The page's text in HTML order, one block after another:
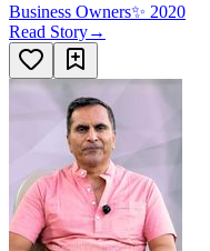
Business Owners✨ 2020
Read Story→